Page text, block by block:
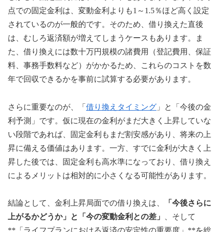
点での固定金利は、変動金利よりも1～1.5％ほど高く設定
されているのが一般的です。そのため、借り換えた直後
は、むしろ返済額が増えてしまうケースもあります。ま
た、借り換えには数十万円規模の諸費用（登記費用、保証
料、事務手数料など）がかかるため、これらのコストを数
年で回収できるかを事前に試算する必要があります。
さらに重要なのが、「 借り換えタイミング 」と「今後の金
利予測」です。仮に現在の金利がまだ大きく上昇していな
い段階であれば、固定金利もまだ割安感があり、将来の上
昇に備える価値はあります。一方、すでに金利が大きく上
昇した後では、固定金利も高水準になっており、借り換え
によるメリットは相対的に小さくなる可能性があります。
結論として、金利上昇局面での借り換えは、
「今後さらに
上がるかどうか」と「今の変動金利との差」
、そして